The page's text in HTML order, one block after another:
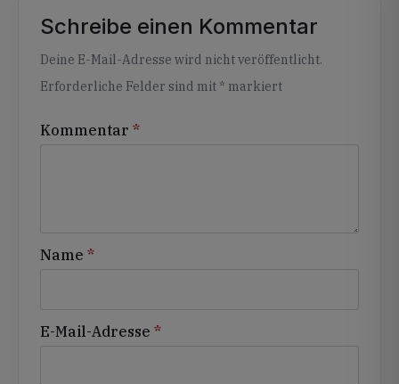
Schreibe einen Kommentar
Deine E-Mail-Adresse wird nicht veröffentlicht.
Erforderliche Felder sind mit * markiert
Kommentar *
Name *
E-Mail-Adresse *
Alternative: